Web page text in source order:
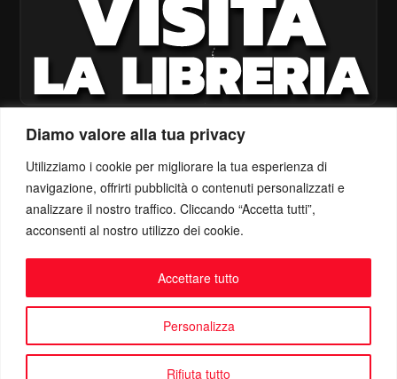
Diamo valore alla tua privacy
Utilizziamo i cookie per migliorare la tua esperienza di
navigazione, offrirti pubblicità o contenuti personalizzati e
analizzare il nostro traffico. Cliccando “Accetta tutti”,
acconsenti al nostro utilizzo dei cookie.
Personalizza
Rifiuta tutto
Accettare tutto